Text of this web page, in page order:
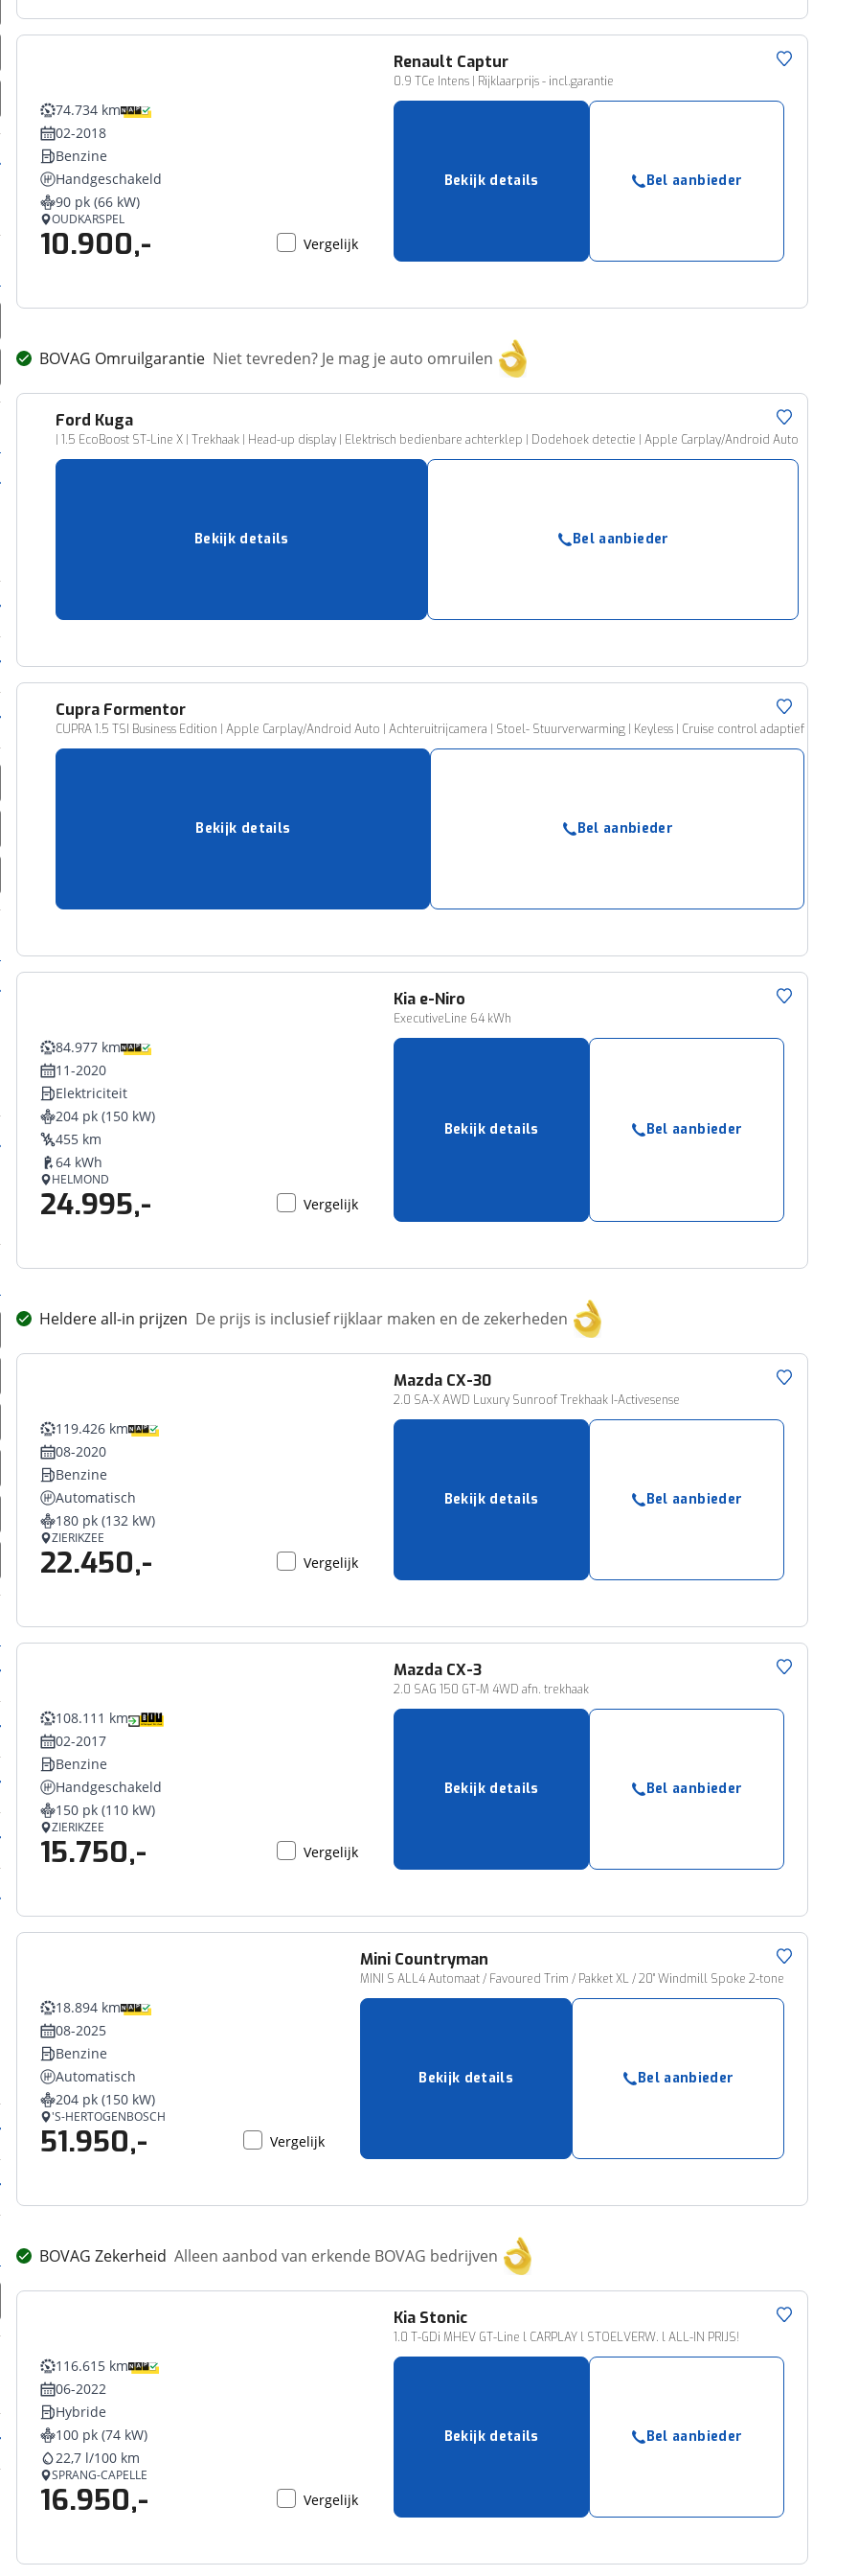
Renault Captur
0.9 TCe Intens | Rijklaarprijs - incl.garantie
74.734 km
02-2018
Benzine
Handgeschakeld
90 pk (66 kW)
OUDKARSPEL
10.900,- Vergelijk
Bekijk details Bel aanbieder
BOVAG Omruilgarantie Niet tevreden? Je mag je auto omruilen
Ford Kuga
| 1.5 EcoBoost ST-Line X | Trekhaak | Head-up display | Elektrisch bedienbare achterklep | Dodehoek detectie | Apple Carplay/Android Auto
98.095 km
22.895,-
Bekijk details Bel aanbieder
Cupra Formentor
CUPRA 1.5 TSI Business Edition | Apple Carplay/Android Auto | Achteruitrijcamera | Stoel- Stuurverwarming | Keyless | Cruise control adaptief
43.102 km
28.395,-
Bekijk details Bel aanbieder
Kia e-Niro
ExecutiveLine 64 kWh
84.977 km
11-2020
Elektriciteit
204 pk (150 kW)
455 km
64 kWh
HELMOND
24.995,- Vergelijk
Bekijk details Bel aanbieder
Heldere all-in prijzen De prijs is inclusief rijklaar maken en de zekerheden
Mazda CX-30
2.0 SA-X AWD Luxury Sunroof Trekhaak I-Activesense
119.426 km
08-2020
Benzine
Automatisch
180 pk (132 kW)
ZIERIKZEE
22.450,- Vergelijk
Bekijk details Bel aanbieder
Mazda CX-3
2.0 SAG 150 GT-M 4WD afn. trekhaak
108.111 km
02-2017
Benzine
Handgeschakeld
150 pk (110 kW)
ZIERIKZEE
15.750,- Vergelijk
Bekijk details Bel aanbieder
Mini Countryman
MINI S ALL4 Automaat / Favoured Trim / Pakket XL / 20" Windmill Spoke 2-tone
18.894 km
08-2025
Benzine
Automatisch
204 pk (150 kW)
'S-HERTOGENBOSCH
51.950,- Vergelijk
Bekijk details Bel aanbieder
BOVAG Zekerheid Alleen aanbod van erkende BOVAG bedrijven
Kia Stonic
1.0 T-GDi MHEV GT-Line l CARPLAY l STOELVERW. l ALL-IN PRIJS!
116.615 km
06-2022
Hybride
100 pk (74 kW)
22,7 l/100 km
SPRANG-CAPELLE
16.950,- Vergelijk
Bekijk details Bel aanbieder